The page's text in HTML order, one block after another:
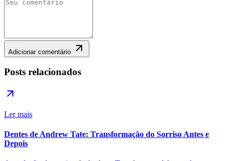
Adicionar comentário
Posts relacionados
Ler mais
Dentes de Andrew Tate: Transformação do Sorriso Antes e
Depois